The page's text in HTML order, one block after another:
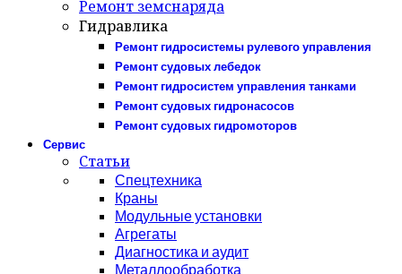
Ремонт земснаряда
Гидравлика
Ремонт гидросистемы рулевого управления
Ремонт судовых лебедок
Ремонт гидросистем управления танками
Ремонт судовых гидронасосов
Ремонт судовых гидромоторов
Сервис
Статьи
Спецтехника
Краны
Модульные установки
Агрегаты
Диагностика и аудит
Металлообработка